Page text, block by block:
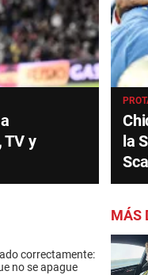
TV y
la
correctamente:
no se apague
MÁS